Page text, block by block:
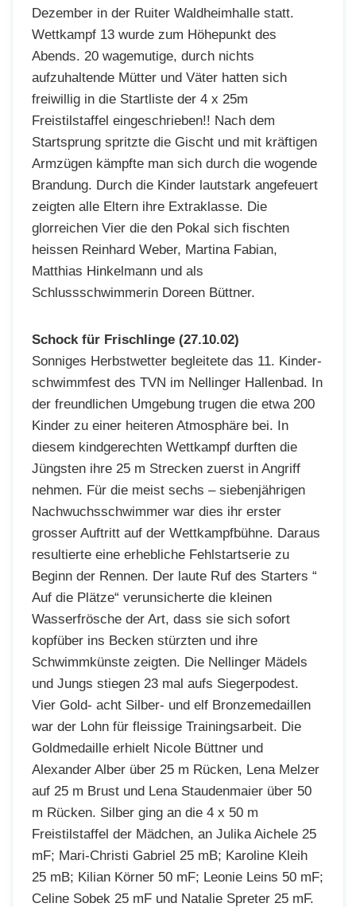
Dezember in der Ruiter Waldheimhalle statt.
Wettkampf 13 wurde zum Höhepunkt des
Abends. 20 wagemutige, durch nichts
aufzuhaltende Mütter und Väter hatten sich
freiwillig in die Startliste der 4 x 25m
Freistilstaffel eingeschrieben!! Nach dem
Startsprung spritzte die Gischt und mit kräftigen
Armzügen kämpfte man sich durch die wogende
Brandung. Durch die Kinder lautstark angefeuert
zeigten alle Eltern ihre Extraklasse. Die
glorreichen Vier die den Pokal sich fischten
heissen Reinhard Weber, Martina Fabian,
Matthias Hinkelmann und als
Schlussschwimmerin Doreen Büttner.
Schock für Frischlinge (27.10.02)
Sonniges Herbstwetter begleitete das 11. Kinder-
schwimmfest des TVN im Nellinger Hallenbad. In
der freundlichen Umgebung trugen die etwa 200
Kinder zu einer heiteren Atmosphäre bei. In
diesem kindgerechten Wettkampf durften die
Jüngsten ihre 25 m Strecken zuerst in Angriff
nehmen. Für die meist sechs – siebenjährigen
Nachwuchsschwimmer war dies ihr erster
grosser Auftritt auf der Wettkampfbühne. Daraus
resultierte eine erhebliche Fehlstartserie zu
Beginn der Rennen. Der laute Ruf des Starters “
Auf die Plätze“ verunsicherte die kleinen
Wasserfrösche der Art, dass sie sich sofort
kopfüber ins Becken stürzten und ihre
Schwimmkünste zeigten. Die Nellinger Mädels
und Jungs stiegen 23 mal aufs Siegerpodest.
Vier Gold- acht Silber- und elf Bronzemedaillen
war der Lohn für fleissige Trainingsarbeit. Die
Goldmedaille erhielt Nicole Büttner und
Alexander Alber über 25 m Rücken, Lena Melzer
auf 25 m Brust und Lena Staudenmaier über 50
m Rücken. Silber ging an die 4 x 50 m
Freistilstaffel der Mädchen, an Julika Aichele 25
mF; Mari-Christi Gabriel 25 mB; Karoline Kleih
25 mB; Kilian Körner 50 mF; Leonie Leins 50 mF;
Celine Sobek 25 mF und Natalie Spreter 25 mF.